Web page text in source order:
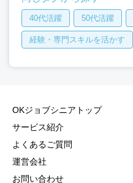
40代活躍 50代活躍
経験・専門スキルを活かす
OKジョブシニアトップ
サービス紹介
よくあるご質問
運営会社
お問い合わせ